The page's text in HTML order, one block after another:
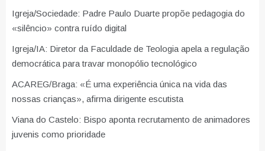
Igreja/Sociedade: Padre Paulo Duarte propõe pedagogia do
«silêncio» contra ruído digital
Igreja/IA: Diretor da Faculdade de Teologia apela a regulação
democrática para travar monopólio tecnológico
ACAREG/Braga: «É uma experiência única na vida das
nossas crianças», afirma dirigente escutista
Viana do Castelo: Bispo aponta recrutamento de animadores
juvenis como prioridade